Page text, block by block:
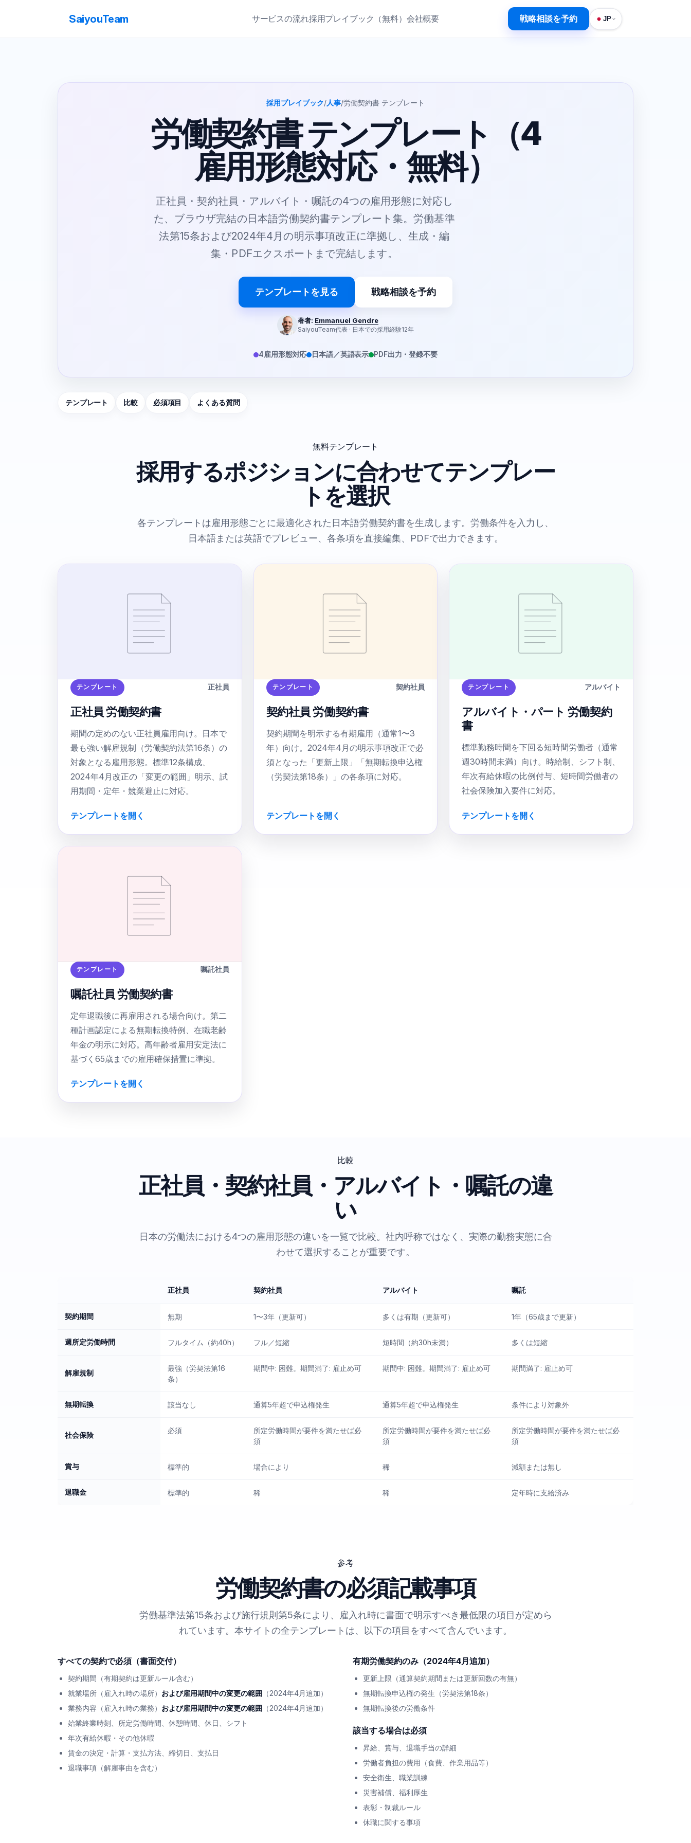
SaiyouTeam サービスの流れ採用プレイブック（無料） 会社概要 戦略相談を予約 JP
採用プレイブック/人事/労働契約書 テンプレート
労働契約書 テンプレート（4
雇用形態対応・無料）
正社員・契約社員・アルバイト・嘱託の4つの雇用形態に対応し
た、ブラウザ完結の日本語労働契約書テンプレート集。労働基準
法第15条および2024年4月の明示事項改正に準拠し、生成・編
集・PDFエクスポートまで完結します。
テンプレートを見る 戦略相談を予約
著者: Emmanuel Gendre
SaiyouTeam代表 · 日本での採用経験12年
4雇用形態対応 日本語／英語表示 PDF出力・登録不要
テンプレート 比較 必須項目 よくある質問
無料テンプレート
採用するポジションに合わせてテンプレー
トを選択
各テンプレートは雇用形態ごとに最適化された日本語労働契約書を生成します。労働条件を入力し、
日本語または英語でプレビュー、各条項を直接編集、PDFで出力できます。
テンプレート 正社員
正社員 労働契約書
期間の定めのない正社員雇用向け。日本で
最も強い解雇規制（労働契約法第16条）の
対象となる雇用形態。標準12条構成、
2024年4月改正の「変更の範囲」明示、試
用期間・定年・競業避止に対応。
テンプレートを開く
テンプレート 契約社員
契約社員 労働契約書
契約期間を明示する有期雇用（通常1〜3
年）向け。2024年4月の明示事項改正で必
須となった「更新上限」「無期転換申込権
（労契法第18条）」の各条項に対応。
テンプレートを開く
テンプレート アルバイト
アルバイト・パート 労働契約
書
標準勤務時間を下回る短時間労働者（通常
週30時間未満）向け。時給制、シフト制、
年次有給休暇の比例付与、短時間労働者の
社会保険加入要件に対応。
テンプレートを開く
テンプレート 嘱託社員
嘱託社員 労働契約書
定年退職後に再雇用される場合向け。第二
種計画認定による無期転換特例、在職老齢
年金の明示に対応。高年齢者雇用安定法に
基づく65歳までの雇用確保措置に準拠。
テンプレートを開く
比較
正社員・契約社員・アルバイト・嘱託の違
い
日本の労働法における4つの雇用形態の違いを一覧で比較。社内呼称ではなく、実際の勤務実態に合
わせて選択することが重要です。
正社員 契約社員 アルバイト 嘱託
契約期間 無期 1〜3年（更新可） 多くは有期（更新可） 1年（65歳まで更新）
週所定労働時間 フルタイム（約40h） フル／短縮 短時間（約30h未満） 多くは短縮
解雇規制
最強（労契法第16
条）
期間中: 困難。期間満了: 雇止め可 期間中: 困難。期間満了: 雇止め可 期間満了: 雇止め可
無期転換 該当なし 通算5年超で申込権発生 通算5年超で申込権発生 条件により対象外
社会保険
必須
所定労働時間が要件を満たせば必
須
所定労働時間が要件を満たせば必
須
所定労働時間が要件を満たせば必
須
賞与 標準的 場合により 稀 減額または無し
退職金 標準的 稀 稀 定年時に支給済み
参考
労働契約書の必須記載事項
労働基準法第15条および施行規則第5条により、雇入れ時に書面で明示すべき最低限の項目が定めら
れています。本サイトの全テンプレートは、以下の項目をすべて含んでいます。
すべての契約で必須（書面交付）
契約期間（有期契約は更新ルール含む）
就業場所（雇入れ時の場所） および雇用期間中の変更の範囲 （2024年4月追加）
業務内容（雇入れ時の業務） および雇用期間中の変更の範囲 （2024年4月追加）
始業終業時刻、所定労働時間、休憩時間、休日、シフト
年次有給休暇・その他休暇
賃金の決定・計算・支払方法、締切日、支払日
退職事項（解雇事由を含む）
有期労働契約のみ（2024年4月追加）
更新上限（通算契約期間または更新回数の有無）
無期転換申込権の発生（労契法第18条）
無期転換後の労働条件
該当する場合は必須
昇給、賞与、退職手当の詳細
労働者負担の費用（食費、作業用品等）
安全衛生、職業訓練
災害補償、福利厚生
表彰・制裁ルール
休職に関する事項